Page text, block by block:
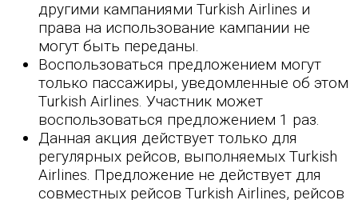
другими кампаниями Turkish Airlines и
права на использование кампании не
могут быть переданы.
Воспользоваться предложением могут
только пассажиры, уведомленные об этом
Turkish Airlines. Участник может
воспользоваться предложением 1 раз.
Данная акция действует только для
регулярных рейсов, выполняемых Turkish
Airlines. Предложение не действует для
совместных рейсов Turkish Airlines, рейсов